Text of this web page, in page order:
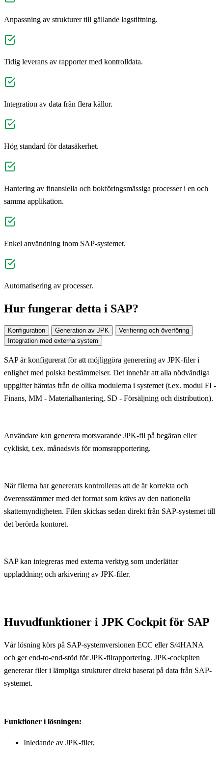
Anpassning av strukturer till gällande lagstiftning.
Tidig leverans av rapporter med kontrolldata.
Integration av data från flera källor.
Hög standard för datasäkerhet.
Hantering av finansiella och bokföringsmässiga processer i en och
samma applikation.
Enkel användning inom SAP-systemet.
Automatisering av processer.
Hur fungerar detta i SAP?
Konfiguration Generation av JPK
Verifiering och överföring
Integration med externa system
SAP är konfigurerat för att möjliggöra generering av JPK-filer i
enlighet med polska bestämmelser. Det innebär att alla nödvändiga
uppgifter hämtas från de olika modulerna i systemet (t.ex. modul FI -
Finans, MM - Materialhantering, SD - Försäljning och distribution).
Användare kan generera motsvarande JPK-fil på begäran eller
cykliskt, t.ex. månadsvis för momsrapportering.
När filerna har genererats kontrolleras att de är korrekta och
överensstämmer med det format som krävs av den nationella
skattemyndigheten. Filen skickas sedan direkt från SAP-systemet till
det berörda kontoret.
SAP kan integreras med externa verktyg som underlättar
uppladdning och arkivering av JPK-filer.
Huvudfunktioner i JPK Cockpit för SAP
Vår lösning körs på SAP-systemversionen ECC eller S/4HANA
och ger end-to-end-stöd för JPK-filrapportering. JPK-cockpiten
genererar filer i lämpliga strukturer direkt baserat på data från SAP-
systemet.
Funktioner i lösningen:
Inledande av JPK-filer,